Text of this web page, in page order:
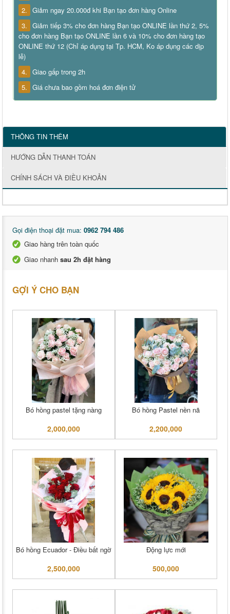
2. Giảm ngay 20.000đ khi Bạn tạo đơn hàng Online
3. Giảm tiếp 3% cho đơn hàng Bạn tạo ONLINE lần thứ 2, 5%
cho đơn hàng Bạn tạo ONLINE lần 6 và 10% cho đơn hàng tạo
ONLINE thứ 12 (Chỉ áp dụng tại Tp. HCM, Ko áp dụng các dịp
lễ)
4. Giao gấp trong 2h
5. Giá chưa bao gồm hoá đơn điện tử
THÔNG TIN THÊM
HƯỚNG DẪN THANH TOÁN
CHÍNH SÁCH VÀ ĐIỀU KHOẢN
Gọi điện thoại đặt mua: 0962 794 486
Giao hàng trên toàn quốc
Giao nhanh sau 2h đặt hàng
GỢI Ý CHO BẠN
Bó hồng pastel tặng nàng
2,000,000
Bó hồng Pastel nền nã
2,200,000
Bó hồng Ecuador - Điều bất ngờ
2,500,000
Động lực mới
500,000